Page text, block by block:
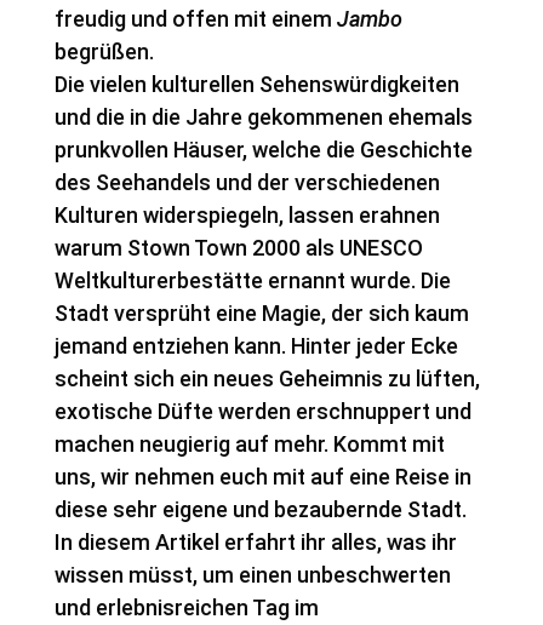
freudig und offen mit einem Jambo
begrüßen.
Die vielen kulturellen Sehenswürdigkeiten
und die in die Jahre gekommenen ehemals
prunkvollen Häuser, welche die Geschichte
des Seehandels und der verschiedenen
Kulturen widerspiegeln, lassen erahnen
warum Stown Town 2000 als UNESCO
Weltkulturerbestätte ernannt wurde. Die
Stadt versprüht eine Magie, der sich kaum
jemand entziehen kann. Hinter jeder Ecke
scheint sich ein neues Geheimnis zu lüften,
exotische Düfte werden erschnuppert und
machen neugierig auf mehr. Kommt mit
uns, wir nehmen euch mit auf eine Reise in
diese sehr eigene und bezaubernde Stadt.
In diesem Artikel erfahrt ihr alles, was ihr
wissen müsst, um einen unbeschwerten
und erlebnisreichen Tag im